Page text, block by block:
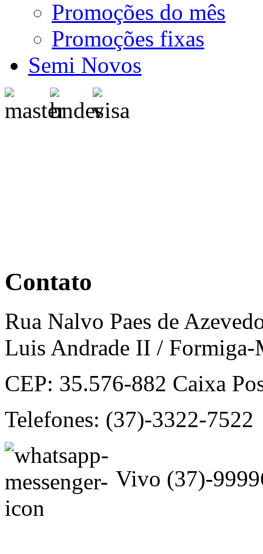
Promoções do mês
Promoções fixas
Semi Novos
Contato
Rua Nalvo Paes de
Luis Andrade II / Formiga-
CEP: 35.576-882 Caixa
Telefones: (37)-3322-7522
Vivo (37)-